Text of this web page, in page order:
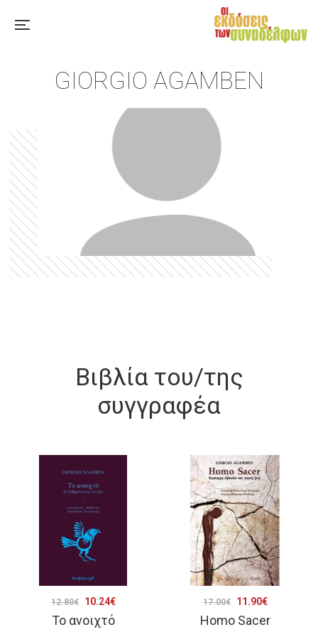
GIORGIO AGAMBEN
Βιβλία του/της
συγγραφέα
Το ανοιχτό
12.80€
Original
price
10.24€Η
τρέχουσα
Homo Sacer
17.00€
Original
price
11.90€Η
τρέχουσα